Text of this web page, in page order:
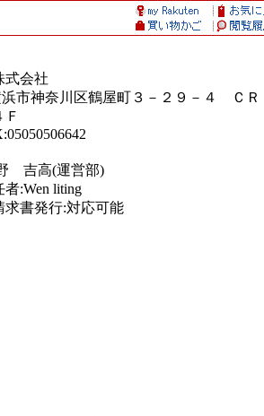
会社
浜市神奈川区鶴屋町３－２９－４ ＣＲ
吉高(運営部)
:Wen liting
求書発行:対応可能